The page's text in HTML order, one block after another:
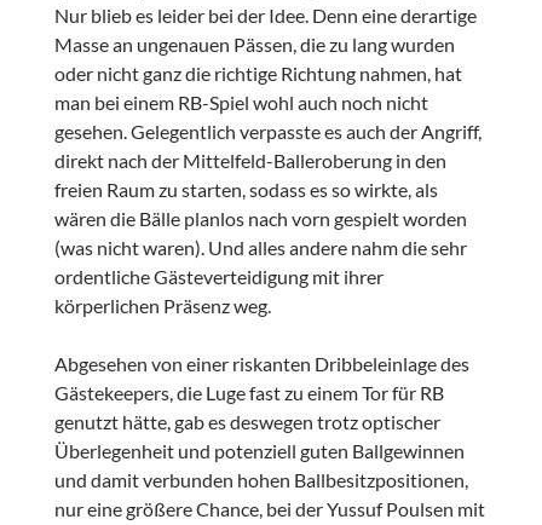
Nur blieb es leider bei der Idee. Denn eine derartige
Masse an ungenauen Pässen, die zu lang wurden
oder nicht ganz die richtige Richtung nahmen, hat
man bei einem RB-Spiel wohl auch noch nicht
gesehen. Gelegentlich verpasste es auch der Angriff,
direkt nach der Mittelfeld-Balleroberung in den
freien Raum zu starten, sodass es so wirkte, als
wären die Bälle planlos nach vorn gespielt worden
(was nicht waren). Und alles andere nahm die sehr
ordentliche Gästeverteidigung mit ihrer
körperlichen Präsenz weg.
Abgesehen von einer riskanten Dribbeleinlage des
Gästekeepers, die Luge fast zu einem Tor für RB
genutzt hätte, gab es deswegen trotz optischer
Überlegenheit und potenziell guten Ballgewinnen
und damit verbunden hohen Ballbesitzpositionen,
nur eine größere Chance, bei der Yussuf Poulsen mit